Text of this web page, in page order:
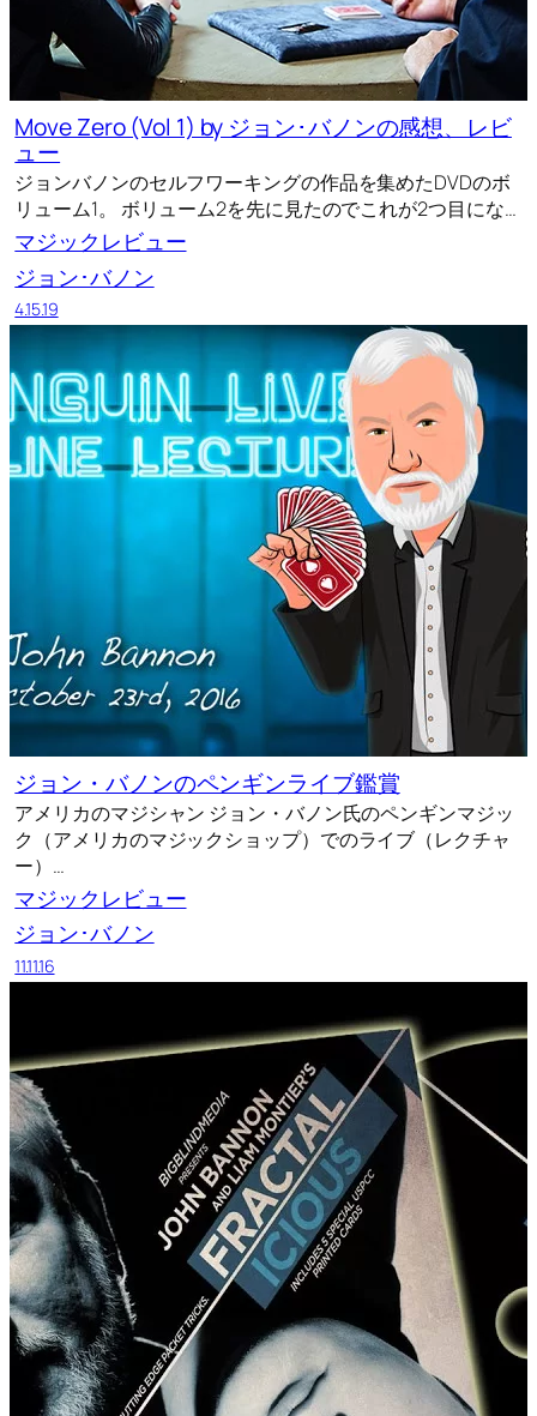
Move Zero (Vol 1) by ジョン･バノンの感想、レビ
ュー
ジョンバノンのセルフワーキングの作品を集めたDVDのボ
リューム1。 ボリューム2を先に見たのでこれが2つ目にな…
マジックレビュー
ジョン･バノン
4.15.19
ジョン・バノンのペンギンライブ鑑賞
アメリカのマジシャン ジョン・バノン氏のペンギンマジッ
ク（アメリカのマジックショップ）でのライブ（レクチャ
ー）…
マジックレビュー
ジョン･バノン
11.11.16